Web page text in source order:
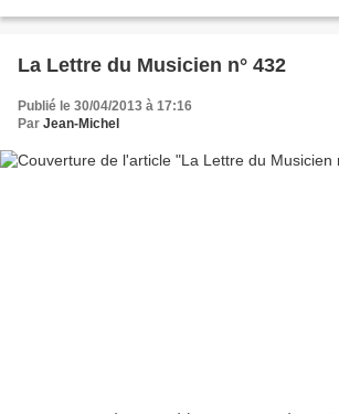
La Lettre du Musicien n° 432
Publié le 30/04/2013 à 17:16
Par Jean-Michel